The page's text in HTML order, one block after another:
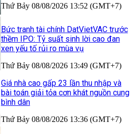
Thứ Bảy 08/08/2026 13:52 (GMT+7)
Bức tranh tài chính DatVietVAC trước
thềm IPO: Tỷ suất sinh lời cao đan
xen yếu tố rủi ro mùa vụ
Thứ Bảy 08/08/2026 13:49 (GMT+7)
Giá nhà cao gấp 23 lần thu nhập và
bài toán giải tỏa cơn khát nguồn cung
bình dân
Thứ Bảy 08/08/2026 13:36 (GMT+7)